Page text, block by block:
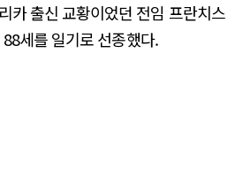
카 출신 교황이었던 전임 프란치스
세를 일기로 선종했다.